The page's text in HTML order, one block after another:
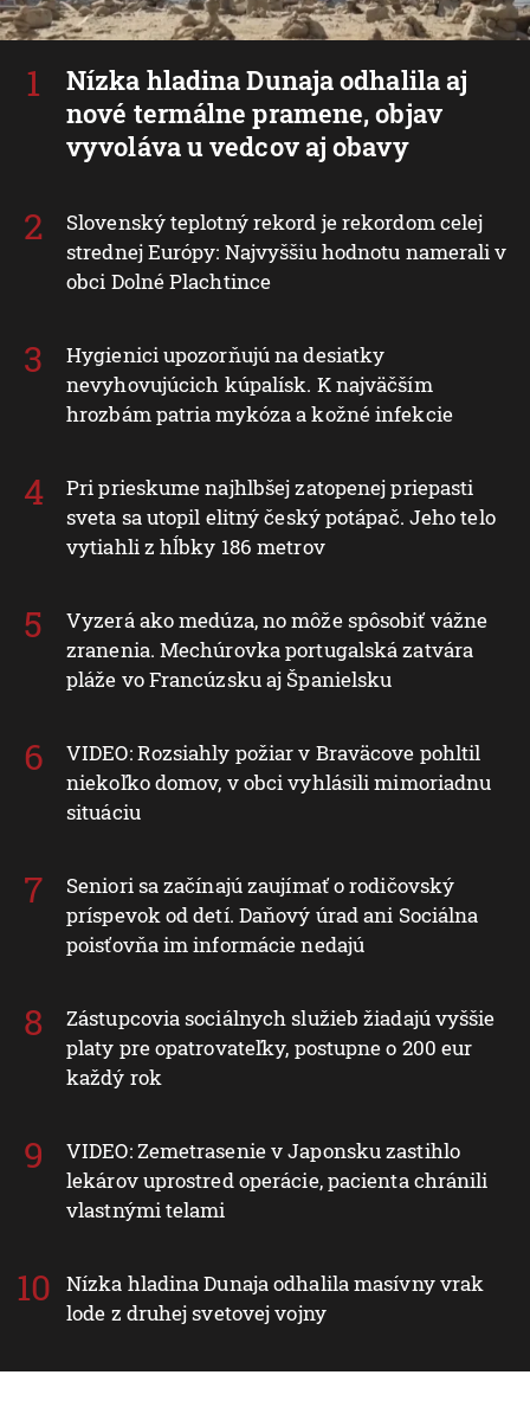
Nízka hladina Dunaja odhalila aj
nové termálne pramene, objav
vyvoláva u vedcov aj obavy
Slovenský teplotný rekord je rekordom celej
strednej Európy: Najvyššiu hodnotu namerali v
obci Dolné Plachtince
Hygienici upozorňujú na desiatky
nevyhovujúcich kúpalísk. K najväčším
hrozbám patria mykóza a kožné infekcie
Pri prieskume najhlbšej zatopenej priepasti
sveta sa utopil elitný český potápač. Jeho telo
vytiahli z hĺbky 186 metrov
Vyzerá ako medúza, no môže spôsobiť vážne
zranenia. Mechúrovka portugalská zatvára
pláže vo Francúzsku aj Španielsku
VIDEO: Rozsiahly požiar v Braväcove pohltil
niekoľko domov, v obci vyhlásili mimoriadnu
situáciu
Seniori sa začínajú zaujímať o rodičovský
príspevok od detí. Daňový úrad ani Sociálna
poisťovňa im informácie nedajú
Zástupcovia sociálnych služieb žiadajú vyššie
platy pre opatrovateľky, postupne o 200 eur
každý rok
VIDEO: Zemetrasenie v Japonsku zastihlo
lekárov uprostred operácie, pacienta chránili
vlastnými telami
Nízka hladina Dunaja odhalila masívny vrak
lode z druhej svetovej vojny